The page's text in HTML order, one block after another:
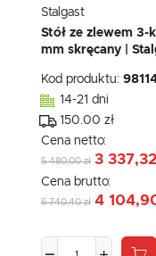
Stalgast
Stół ze zlewem
mm skręcany |
Kod produktu:
14-21 dni
150.00 zł
Cena netto:
5 480,00 zł 3
Cena brutto:
6 740,40 zł 4